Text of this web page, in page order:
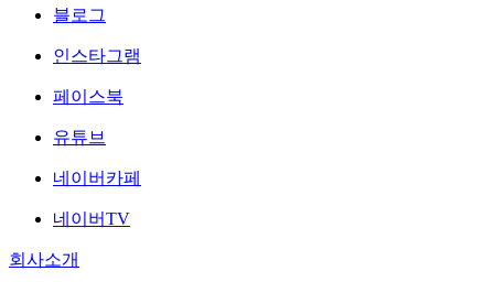
블로그
인스타그램
페이스북
유튜브
네이버카페
네이버TV
회사소개